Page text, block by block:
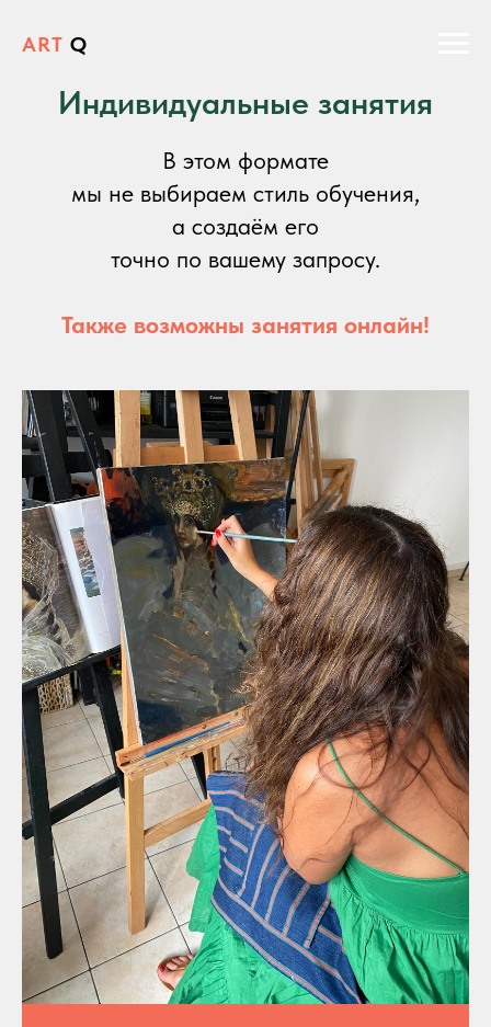
ART Q
Индивидуальные занятия
В этом формате
мы не выбираем стиль обучения,
а создаём его
точно по вашему запросу.
Также возможны занятия онлайн!